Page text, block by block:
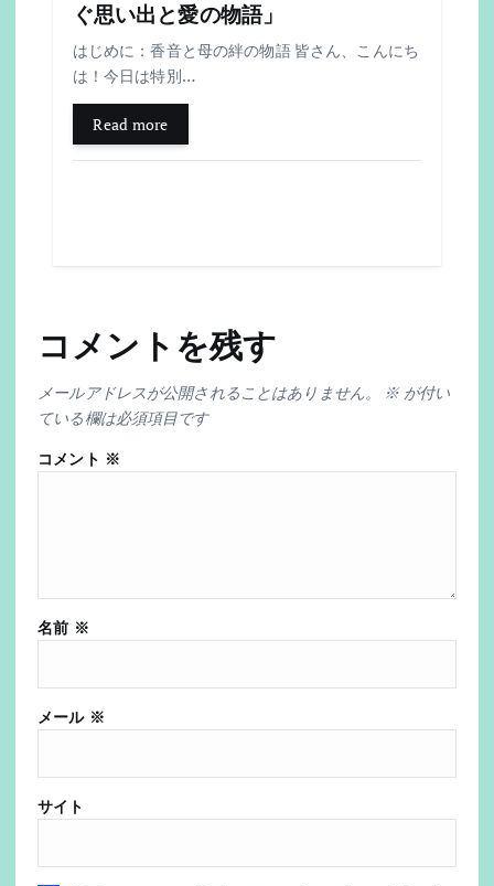
ぐ思い出と愛の物語」
はじめに：香音と母の絆の物語 皆さん、こんにち
は！今日は特別…
Read more
コメントを残す
メールアドレスが公開されることはありません。 ※が付い
ている欄は必須項目です
コメント ※
名前 ※
メール ※
サイト